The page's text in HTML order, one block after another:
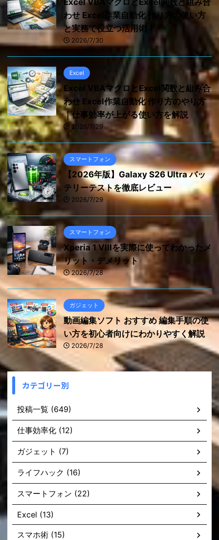
Excel VBAマクロとExcel関数と組み合
わせ Excel作業自動化 作り方の使い方
と実務で役立つ活用術
2026/7/30
Excel
Excel VBAマクロとExcel関数と組み合
わせ Excel作業自動化 作り方のやり方
｜仕事効率が上がる使い方を解説
2026/7/29
スマートフォン
【2026年版】Galaxy S26 Ultra バッ
テリーテストを徹底レビュー
2026/7/29
スマートフォン
Xperia 1 VIIIを実際に使ってわかったメ
リット・デメリット
2026/7/28
ガジェット
動画編集ソフト おすすめ 編集手順の使
い方を初心者向けにわかりやすく解説
2026/7/28
カテゴリー別
投稿一覧 (649)
仕事効率化 (12)
ガジェット (7)
ライフハック (16)
スマートフォン (22)
Excel (13)
スマホ術 (15)